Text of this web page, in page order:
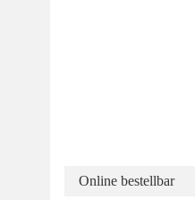
Online bestellbar